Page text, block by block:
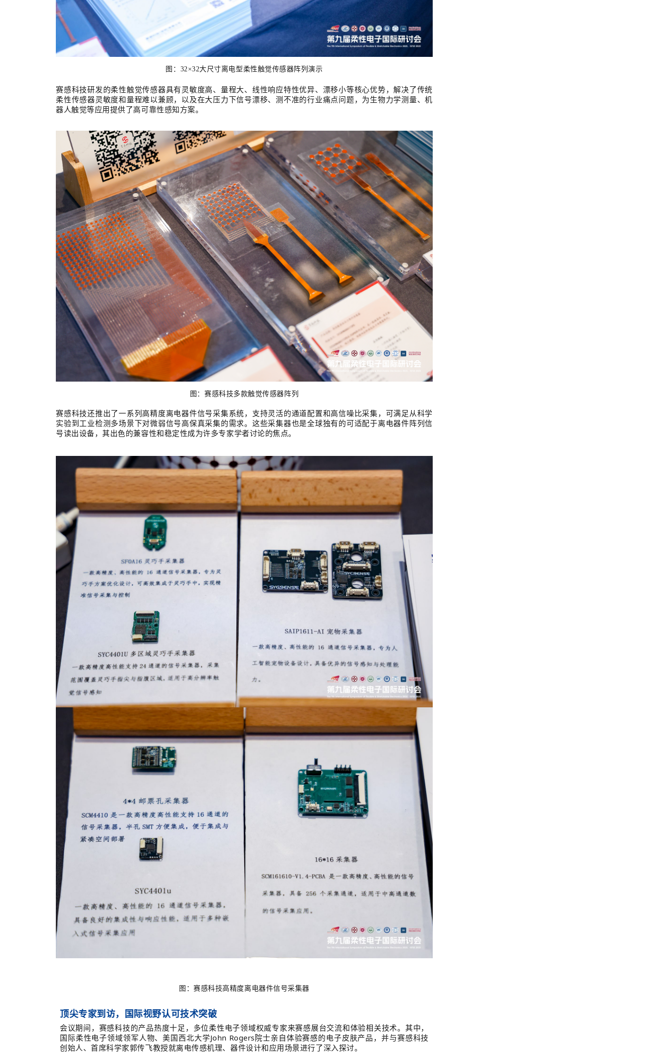
图：32×32大尺寸离电型柔性触觉传感器阵列演示
赛感科技研发的柔性触觉传感器具有灵敏度高、量程大、线性响应特性优异、漂移小等核心优势，解决了传统
柔性传感器灵敏度和量程难以兼顾，以及在大压力下信号漂移、测不准的行业痛点问题，为生物力学测量、机
器人触觉等应用提供了高可靠性感知方案。
图： 赛感科技多款触觉传感器阵列
赛感科技还推出了一系列高精度离电器件信号采集系统，支持灵活的通道配置和高信噪比采集，可满足从科学
实验到工业检测多场景下对微弱信号高保真采集的需求。这些采集器也是全球独有的可适配于离电器件阵列信
号读出设备，其出色的兼容性和稳定性成为许多专家学者讨论的焦点。
图：赛感科技高精度离电器件信号采集器
顶尖专家到访，国际视野认可技术突破
会议期间，赛感科技的产品热度十足，多位柔性电子领域权威专家来赛感展台交流和体验相关技术。其中，
国际柔性电子领域领军人物、美国西北大学John Rogers院士亲自体验赛感的电子皮肤产品，并与赛感科技
创始人、首席科学家郭传飞教授就离电传感机理、器件设计和应用场景进行了深入探讨。